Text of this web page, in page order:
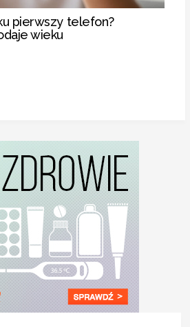
pierwszy telefon?
wieku